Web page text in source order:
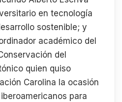
en tecnología
sostenible; y
académico del
del
quien quiso
Carolina la ocasión
para